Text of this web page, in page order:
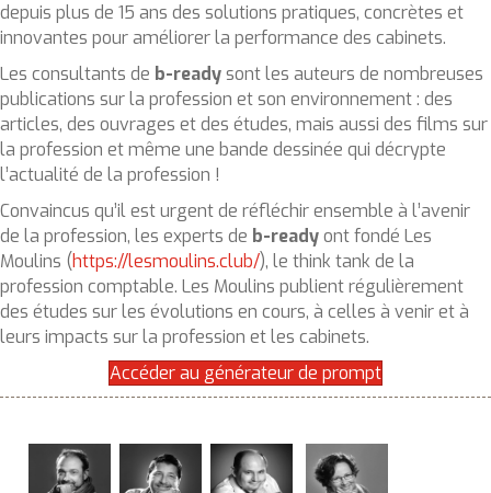
depuis plus de 15 ans des solutions pratiques, concrètes et
innovantes pour améliorer la performance des cabinets.
Les consultants de b-readysont les auteurs de nombreuses
publications sur la profession et son environnement : des
articles, des ouvrages et des études, mais aussi des films sur
la profession et même une bande dessinée qui décrypte
l’actualité de la profession !
Convaincus qu’il est urgent de réfléchir ensemble à l’avenir
de la profession, les experts de b-readyont fondé Les
Moulins (https://lesmoulins.club/), le think tank de la
profession comptable. Les Moulins publient régulièrement
des études sur les évolutions en cours, à celles à venir et à
leurs impacts sur la profession et les cabinets.
Accéder au générateur de prompt